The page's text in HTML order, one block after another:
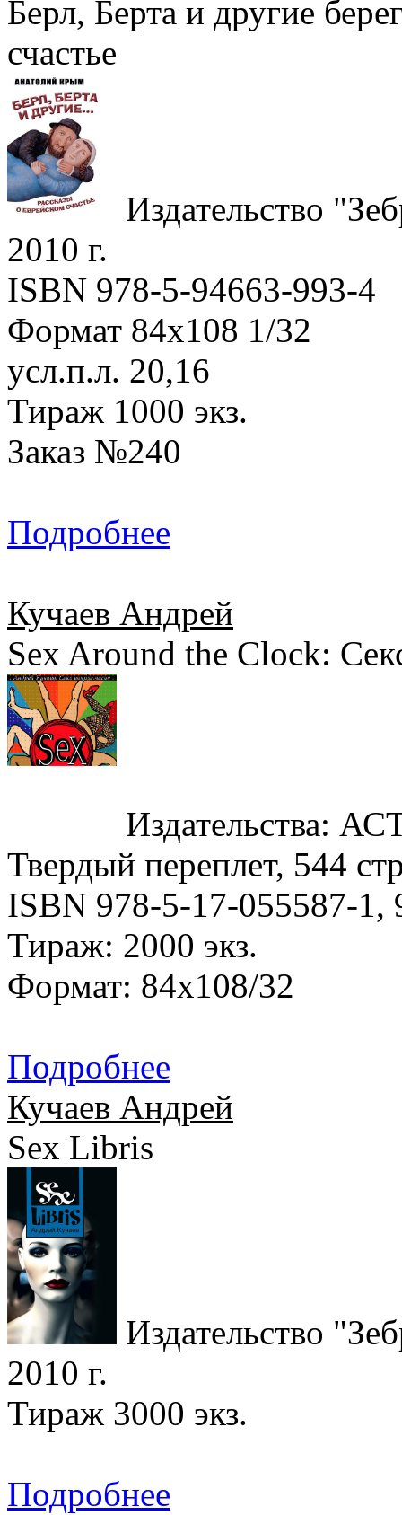
Берл, Берта и другие
счастье
Издательство
2010 г.
ISBN 978-5-94663-993-4
Формат 84х108 1/32
усл.п.л. 20,16
Тираж 1000 экз.
Заказ №240
Подробнее
Кучаев Андрей
Sex Around the Clock:
Издательства:
Твердый переплет, 544
ISBN 978-5-17-055587-1,
Тираж: 2000 экз.
Формат: 84x108/32
Подробнее
Кучаев Андрей
Sex Libris
Издательство
2010 г.
Тираж 3000 экз.
Подробнее